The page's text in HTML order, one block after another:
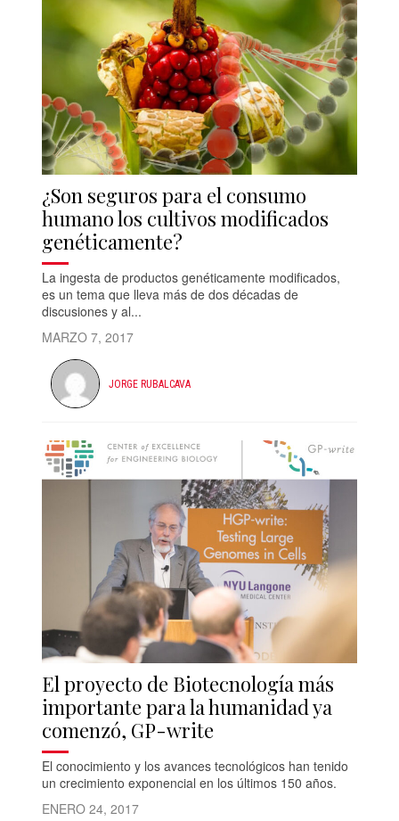
¿Son seguros para el consumo
humano los cultivos modificados
genéticamente?
La ingesta de productos genéticamente modificados,
es un tema que lleva más de dos décadas de
discusiones y al...
MARZO 7, 2017
JORGE RUBALCAVA
El proyecto de Biotecnología más
importante para la humanidad ya
comenzó, GP-write
El conocimiento y los avances tecnológicos han tenido
un crecimiento exponencial en los últimos 150 años.
ENERO 24, 2017